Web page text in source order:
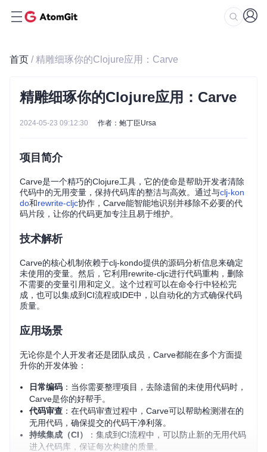
首页 / 精雕细琢你的Clojure应用：Carve
精雕细琢你的Clojure应用：Carve
2024-05-23 09:12:30 作者：鲍丁臣Ursa
项目简介
Carve是一个精巧的Clojure工具，它的使命是帮助开发者清除
代码中的无用变量，保持代码库的整洁与高效。通过与clj-kon
do和rewrite-cljc协作，Carve能智能地识别并移除不必要的代
码片段，让你的代码更加专注且易于维护。
技术解析
Carve的核心机制依赖于clj-kondo提供的源码分析信息来确定
未使用的变量。然后，它利用rewrite-cljc进行代码重构，删除
不需要的变量引用和定义。这个过程可以在命令行中轻松完
成，也可以集成到CI流程或IDE中，以自动化的方式确保代码
质量。
应用场景
无论你是个人开发者还是团队成员，Carve都能在多个方面提
升你的开发体验：
日常编码 ：当你需要整理项目，去除遗留的未使用代码时，
Carve是你的好帮手。
代码审查 ：在代码审查过程中，Carve可以帮助检测潜在的
无用代码，确保提交的代码干净利落。
持续集成（CI）
：集成到CI流程中，可以防止新的无用代码
进入代码库，保证每次构建的质量。